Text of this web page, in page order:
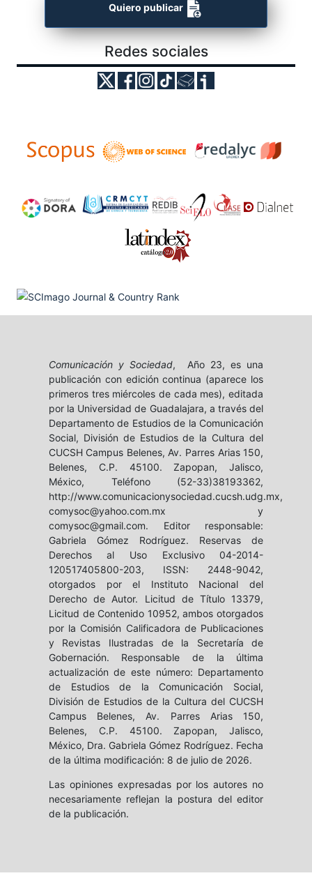
Quiero publicar
Redes sociales
Comunicación y Sociedad, Año 23, es una
publicación con edición continua (aparece los
primeros tres miércoles de cada mes), editada
por la Universidad de Guadalajara, a través del
Departamento de Estudios de la Comunicación
Social, División de Estudios de la Cultura del
CUCSH Campus Belenes, Av. Parres Arias 150,
Belenes, C.P. 45100. Zapopan, Jalisco,
México, Teléfono (52-33)38193362,
http://www.comunicacionysociedad.cucsh.udg.mx,
comysoc@yahoo.com.mx y
comysoc@gmail.com. Editor responsable:
Gabriela Gómez Rodríguez. Reservas de
Derechos al Uso Exclusivo 04-2014-
120517405800-203, ISSN: 2448-9042,
otorgados por el Instituto Nacional del
Derecho de Autor. Licitud de Título 13379,
Licitud de Contenido 10952, ambos otorgados
por la Comisión Calificadora de Publicaciones
y Revistas Ilustradas de la Secretaría de
Gobernación. Responsable de la última
actualización de este número: Departamento
de Estudios de la Comunicación Social,
División de Estudios de la Cultura del CUCSH
Campus Belenes, Av. Parres Arias 150,
Belenes, C.P. 45100. Zapopan, Jalisco,
México, Dra. Gabriela Gómez Rodríguez. Fecha
de la última modificación: 8 de julio de 2026.
Las opiniones expresadas por los autores no
necesariamente reflejan la postura del editor
de la publicación.